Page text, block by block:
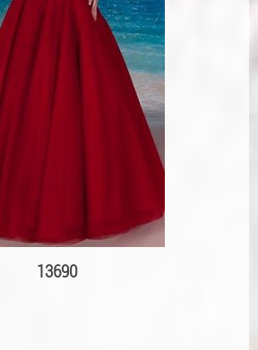
13690